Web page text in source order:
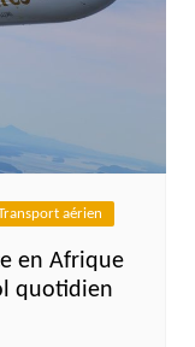
aérien
en Afrique
quotidien